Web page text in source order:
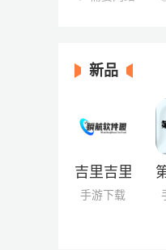
新品
吉里吉里2模
手游下载